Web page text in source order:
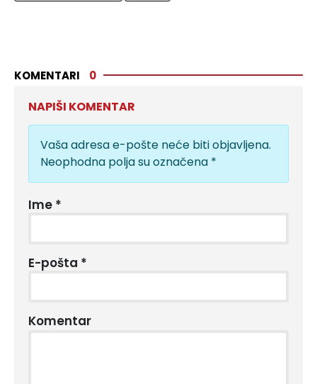
KOMENTARI 0
NAPIŠI KOMENTAR
Vaša adresa e-pošte neće biti objavljena.
Neophodna polja su označena *
Ime *
E-pošta *
Komentar